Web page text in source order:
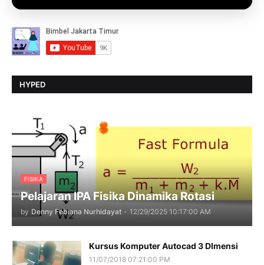
HYPED
FISIKA
Pelajaran IPA Fisika Dinamika Rotasi
by Denny Febiana Nurhidayat - 12/29/2025 10:17:00 AM
Kursus Komputer Autocad 3 DImensi
11/07/2018 07:21:00 PM